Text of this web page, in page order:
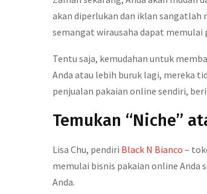
akan diperlukan dan iklan sangatlah
semangat wirausaha dapat
Tentu saja, kemudahan untuk
Anda atau lebih buruk lagi, mereka
penjualan pakaian online sendiri,
Temukan “Niche”
Lisa Chu, pendiri Black N Bianco –
memulai bisnis pakaian online Anda
Anda.